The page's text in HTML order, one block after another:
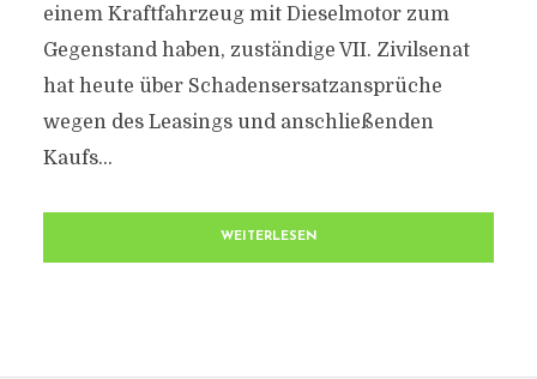
einem Kraftfahrzeug mit Dieselmotor zum
Gegenstand haben, zuständige VII. Zivilsenat
hat heute über Schadensersatzansprüche
wegen des Leasings und anschließenden
Kaufs...
WEITERLESEN